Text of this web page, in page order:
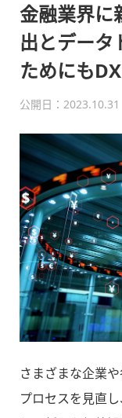
金融業界に
出とデータ
ためにも
公開日：2023.10.31
さまざまな企業
プロセスを見直